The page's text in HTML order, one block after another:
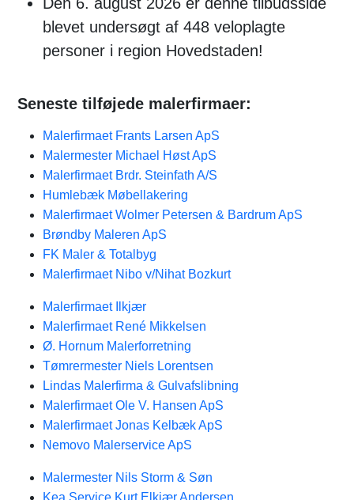
blevet undersøgt af 448 veloplagte
personer i region Hovedstaden!
Seneste tilføjede malerfirmaer:
Malerfirmaet Frants Larsen ApS
Malermester Michael Høst ApS
Malerfirmaet Brdr. Steinfath A/S
Humlebæk Møbellakering
Malerfirmaet Wolmer Petersen & Bardrum ApS
Brøndby Maleren ApS
FK Maler & Totalbyg
Malerfirmaet Nibo v/Nihat Bozkurt
Malerfirmaet Ilkjær
Malerfirmaet René Mikkelsen
Ø. Hornum Malerforretning
Tømrermester Niels Lorentsen
Lindas Malerfirma & Gulvafslibning
Malerfirmaet Ole V. Hansen ApS
Malerfirmaet Jonas Kelbæk ApS
Nemovo Malerservice ApS
Malermester Nils Storm & Søn
Kea Service Kurt Elkjær Andersen